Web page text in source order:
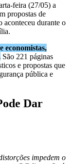
feira (27/05) a
propostas de
aconteceu durante o
economistas,
São 221 páginas
e propostas que
pública e
Dar
impedem o